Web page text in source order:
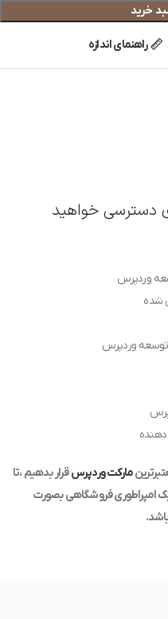
خرید
راهنمای اندازه
دسترسی خواهید
وردپرس
شده
وردپرس
دهنده
مارکت وردپرسقرار بدهیم ،تا
یک امپراطوری فروشگاهی بصورت